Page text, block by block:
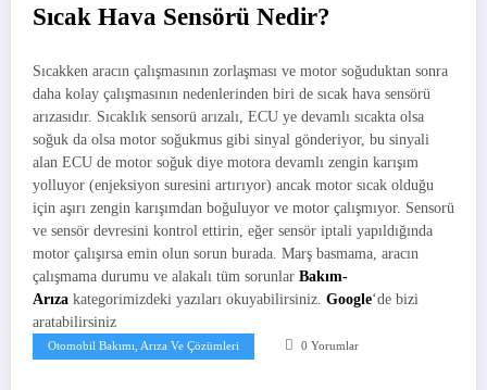
Sıcak Hava Sensörü Nedir?
Sıcakken aracın çalışmasının zorlaşması ve motor soğuduktan sonra
daha kolay çalışmasının nedenlerinden biri de sıcak hava sensörü
arızasıdır. Sıcaklık sensorü arızalı, ECU ye devamlı sıcakta olsa
soğuk da olsa motor soğukmus gibi sinyal gönderiyor, bu sinyali
alan ECU de motor soğuk diye motora devamlı zengin karışım
yolluyor (enjeksiyon suresini artırıyor) ancak motor sıcak olduğu
için aşırı zengin karışımdan boğuluyor ve motor çalışmıyor. Sensorü
ve sensör devresini kontrol ettirin, eğer sensör iptali yapıldığında
motor çalışırsa emin olun sorun burada. Marş basmama, aracın
çalışmama durumu ve alakalı tüm sorunlar Bakım-
Arıza kategorimizdeki yazıları okuyabilirsiniz. Google‘de bizi
aratabilirsiniz
Otomobil Bakımı, Arıza Ve Çözümleri 0 Yorumlar